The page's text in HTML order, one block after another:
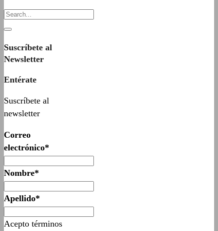
Suscríbete al
Newsletter
Entérate
Suscríbete al
newsletter
Correo
electrónico*
Nombre*
Apellido*
Acepto términos